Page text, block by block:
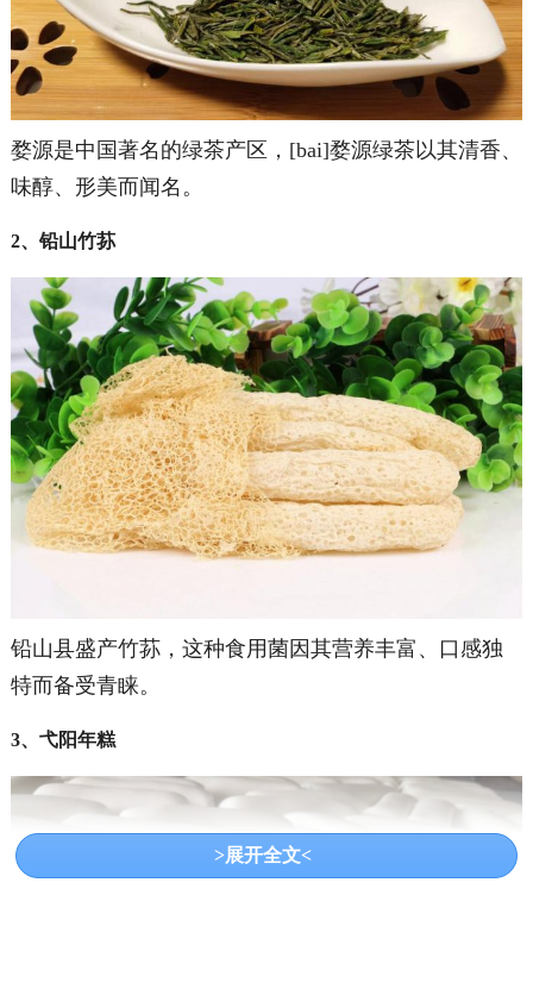
婺源是中国著名的绿茶产区，[bai]婺源绿茶以其清香、
味醇、形美而闻名。
2、铅山竹荪
铅山县盛产竹荪，这种食用菌因其营养丰富、口感独
特而备受青睐。
3、弋阳年糕
>展开全文<